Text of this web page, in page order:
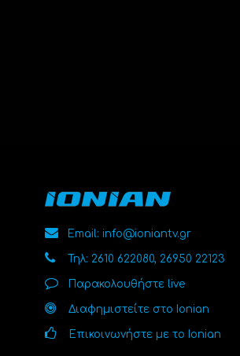
Email: info@ioniantv.gr
Τηλ: 2610 622080, 26950 22123
Παρακολουθήστε live
Διαφημιστείτε στο Ionian
Επικοινωνήστε με το Ionian